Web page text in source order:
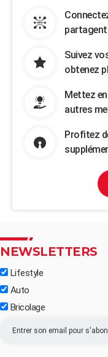
Suivez
obtenez
Mettez
autres
Profitez
NEWSLETTERS
Lifestyle
Auto
Bricolage